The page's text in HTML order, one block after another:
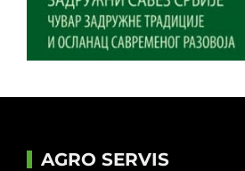
AGRO SERVIS